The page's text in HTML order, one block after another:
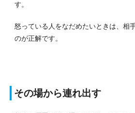
す。
怒っている人をなだめたいときは、相
のが正解です。
その場から連れ出す